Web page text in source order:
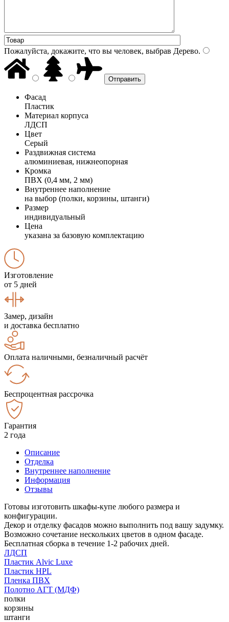
Пожалуйста, докажите, что вы человек, выбрав Дерево.
Фасад
Пластик
Материал корпуса
ЛДСП
Цвет
Серый
Раздвижная система
алюминиевая, нижнеопорная
Кромка
ПВХ (0,4 мм, 2 мм)
Внутреннее наполнение
на выбор (полки, корзины, штанги)
Размер
индивидуальный
Цена
указана за базовую комплектацию
Изготовление
от 5 дней
Замер, дизайн
и доставка бесплатно
Оплата наличными, безналичный расчёт
Беспроцентная рассрочка
Гарантия
2 года
Описание
Отделка
Внутреннее наполнение
Информация
Отзывы
Готовы изготовить шкафы-купе любого размера и
конфигурации.
Декор и отделку фасадов можно выполнить под вашу задумку.
Возможно сочетание нескольких цветов в одном фасаде.
Бесплатная сборка в течение 1-2 рабочих дней.
ЛДСП
Пластик Alvic Luxe
Пластик HPL
Пленка ПВХ
Полотно АГТ (МДФ)
полки
корзины
штанги